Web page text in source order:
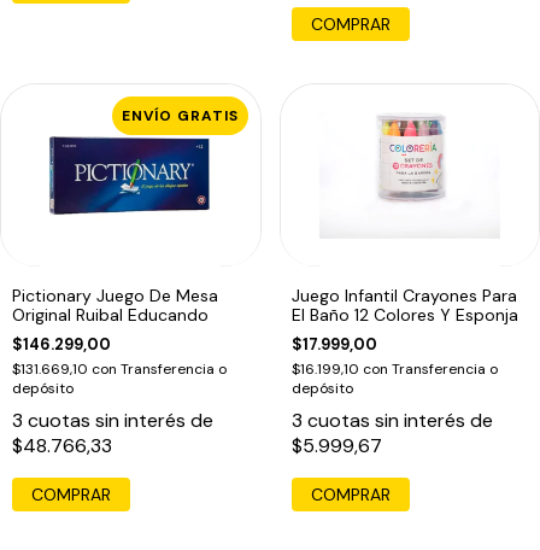
COMPRAR
ENVÍO GRATIS
Pictionary Juego De Mesa
Original Ruibal Educando
$146.299,00
$131.669,10 con Transferencia o
depósito
3 cuotas sin interés de
$48.766,33
Juego Infantil Crayones Para
El Baño 12 Colores Y Esponja
$17.999,00
$16.199,10 con Transferencia o
depósito
3 cuotas sin interés de
$5.999,67
COMPRAR